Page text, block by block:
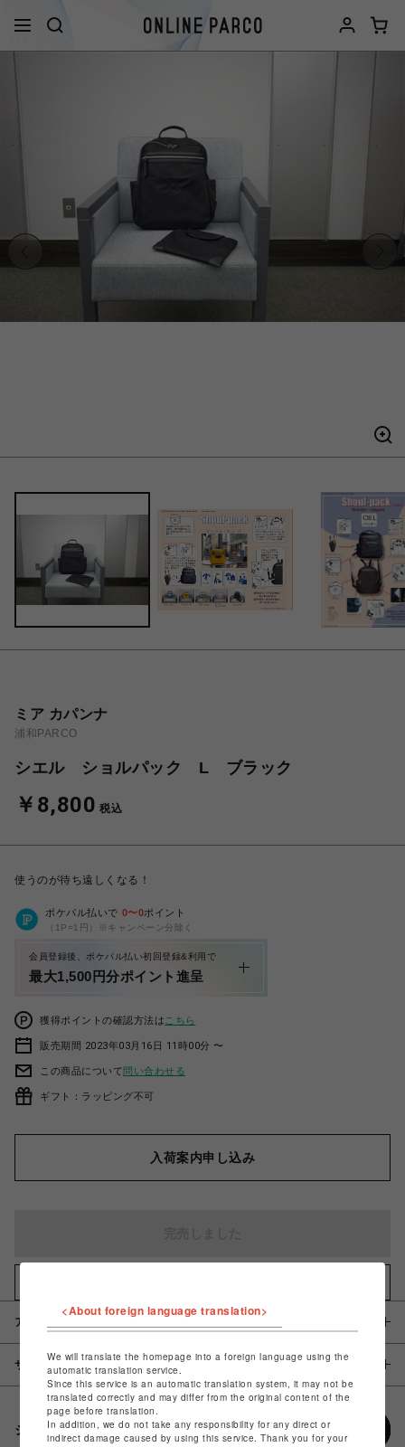
ミア カパンナ
浦和PARCO
シエル ショルパック L ブラック
￥8,800 税込
使うのが待ち遠しくなる！
ポケパル払いで 0〜0ポイント
（1P=1円）※キャンペーン分除く
会員登録後、ポケパル払い初回登録&利用で
最大1,500円分ポイント進呈
獲得ポイントの確認方法は こちら
販売期間 2023年03月16日 11時00分 〜
この商品について問い合わせる
ギフト：ラッピング不可
入荷案内申し込み
アイテム説明 / 素材
サイズ
シェアする
<About foreign language translation>
We will translate the homepage into a foreign language using the
automatic translation service.
Since this service is an automatic translation system, it may not be
translated correctly and may differ from the original content of the
page before translation.
In addition, we do not take any responsibility for any direct or
indirect damage caused by using this service. Thank you for your